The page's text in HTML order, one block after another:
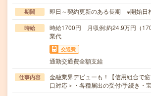
期間 即日～契約更新のある長期 ※開始日
時給
時給1700円 月収例:約24.9万円（
業代
交通費
通勤交通費全額支給
仕事内容
金融業界デビューも！【信用組合で
口対応＞・各種届出の受付/手続き・